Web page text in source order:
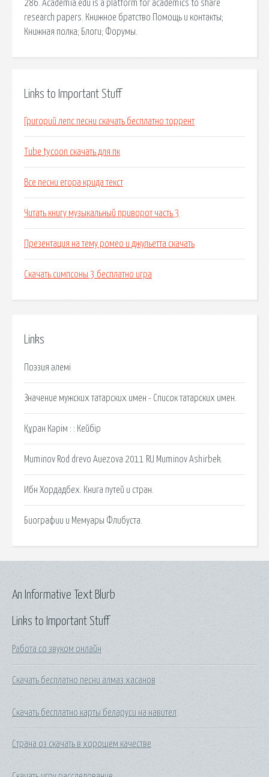
286. Academia.edu is a platform for academics to share
research papers. Книжное братство Помощь и контакты;
Книжная полка; Блоги; Форумы.
Links to Important Stuff
Григорий лепс песни скачать бесплатно торрент
Tube tycoon скачать для пк
Все песни егора крида текст
Читать книгу музыкальный приворот часть 3
Презентация на тему ромео и джульетта скачать
Скачать симпсоны 3 бесплатно игра
Links
Поэзия әлемі
Значение мужских татарских имен - Список татарских имен.
Құран Кәрім : : Кейбір
Muminov Rod drevo Auezova 2011 RU Muminov Ashirbek.
Ибн Хордадбех. Книга путей и стран.
Биографии и Мемуары Флибуста.
Links to Important Stuff
Работа со звуком онлайн
Скачать бесплатно песни алмаз хасанов
Скачать бесплатно карты беларуси на навител
Страна оз скачать в хорошем качестве
An Informative Text Blurb